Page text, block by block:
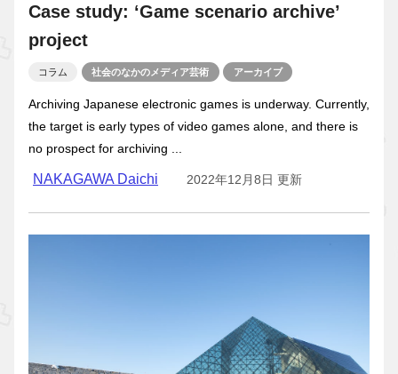
Case study: ‘Game scenario archive’
project
コラム 社会のなかのメディア芸術 アーカイブ
Archiving Japanese electronic games is underway. Currently,
the target is early types of video games alone, and there is
no prospect for archiving ...
NAKAGAWA Daichi 2022年12月8日 更新